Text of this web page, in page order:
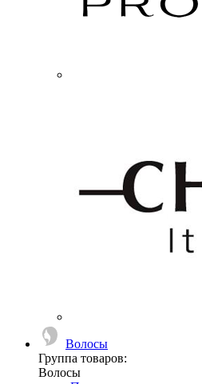
Волосы
Группа товаров:
Волосы